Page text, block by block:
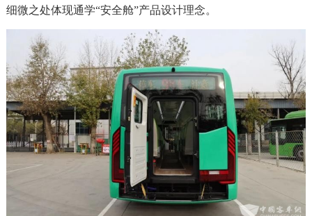
细微之处体现通学“安全舱”产品设计理念。